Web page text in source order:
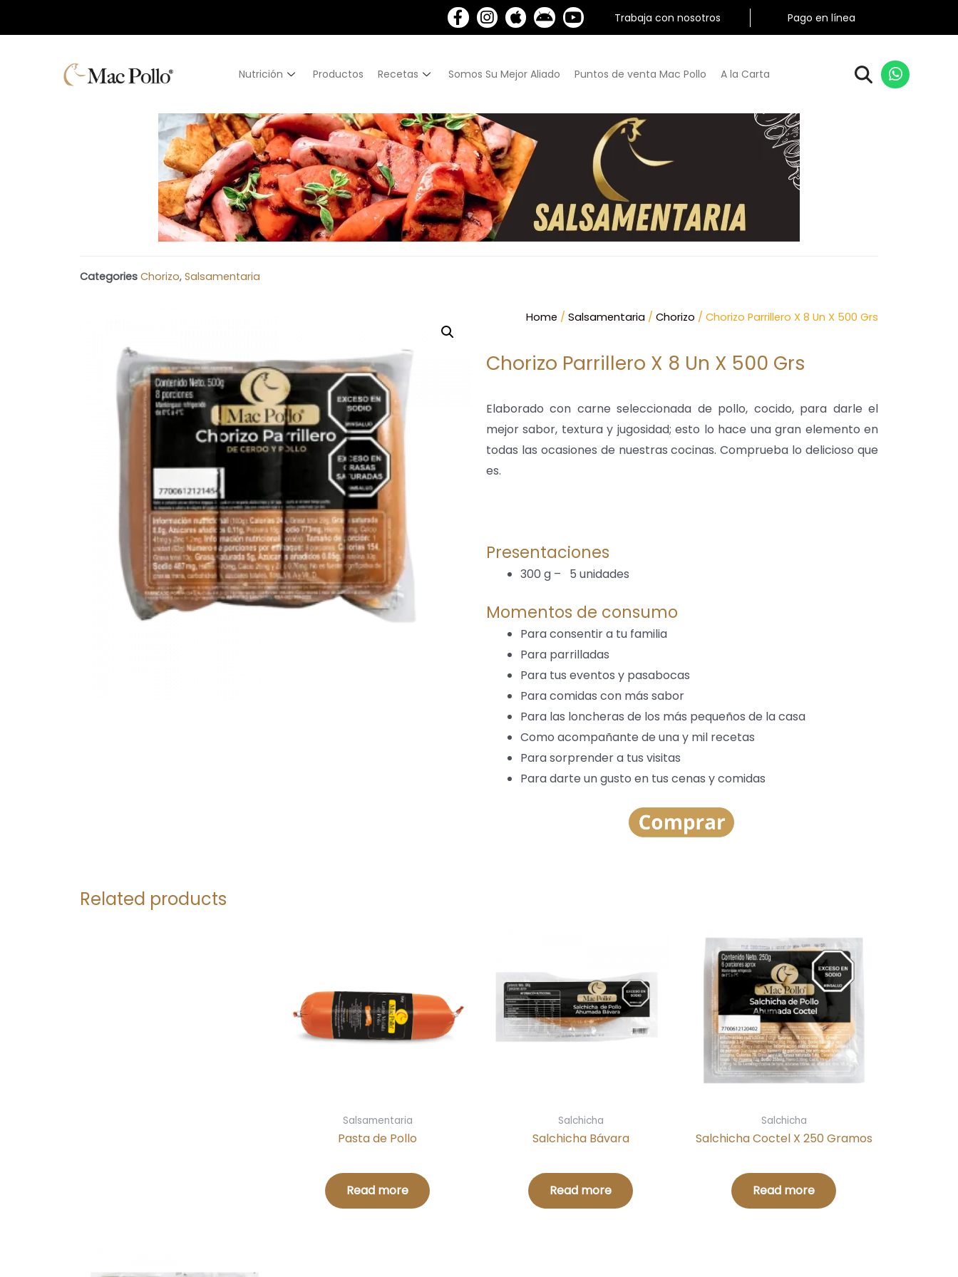
Trabaja con nosotros Pago en línea
Nutrición Productos Recetas Somos Su Mejor Aliado Puntos de venta Mac Pollo A la Carta
Categories Chorizo, Salsamentaria
Home / Salsamentaria / Chorizo / Chorizo Parrillero X 8 Un X 500 Grs
Chorizo Parrillero X 8 Un X 500 Grs
Elaborado con carne seleccionada de pollo, cocido, para darle el
mejor sabor, textura y jugosidad; esto lo hace una gran elemento en
todas las ocasiones de nuestras cocinas. Comprueba lo delicioso que
es.
Presentaciones
300 g – 5 unidades
Momentos de consumo
Para consentir a tu familia
Para parrilladas
Para tus eventos y pasabocas
Para comidas con más sabor
Para las loncheras de los más pequeños de la casa
Como acompañante de una y mil recetas
Para sorprender a tus visitas
Para darte un gusto en tus cenas y comidas
Related products
Salsamentaria
Pasta de Pollo
Read more
Salchicha
Salchicha Bávara
Read more
Salchicha
Salchicha Coctel X 250 Gramos
Read more